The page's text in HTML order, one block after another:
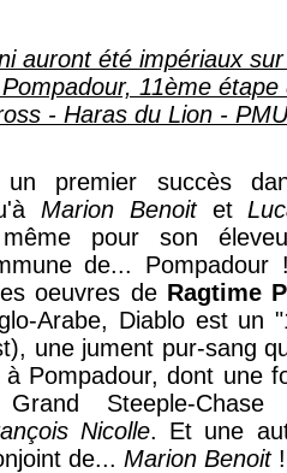
auront été impériaux
11ème
- Haras du Lion -
un premier succès
Marion Benoitet
pour son
de...
oeuvres de Ragtime
Arabe, Diablo est un
une jument pur-sang
Pompadour, dont une
Steeple-Chase
Nicolle. Et une
de... Marion Benoit!